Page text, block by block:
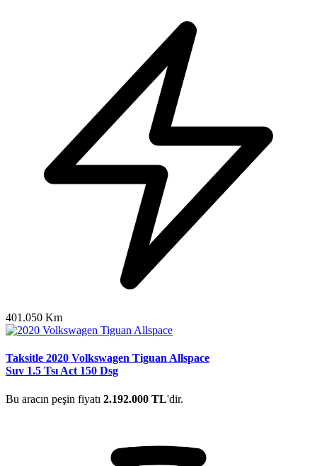
401.050 Km
Taksitle 2020 Volkswagen Tiguan Allspace
Suv 1.5 Tsı Act 150 Dsg
Bu aracın peşin fiyatı 2.192.000 TL'dir.